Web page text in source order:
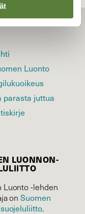
Luonto
parasta juttua
LUONNON­
Luonto -lehden
onSuomen
.